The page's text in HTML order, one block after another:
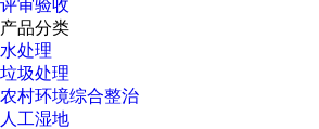
评审验收
产品分类
水处理
垃圾处理
农村环境综合整治
人工湿地